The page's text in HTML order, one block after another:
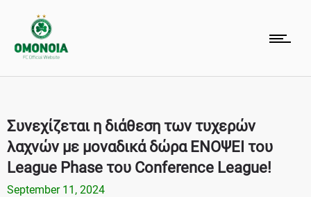
Συνεχίζεται η διάθεση των τυχερών
λαχνών με μοναδικά δώρα ΕΝΟΨΕΙ του
League Phase του Conference League!
September 11, 2024